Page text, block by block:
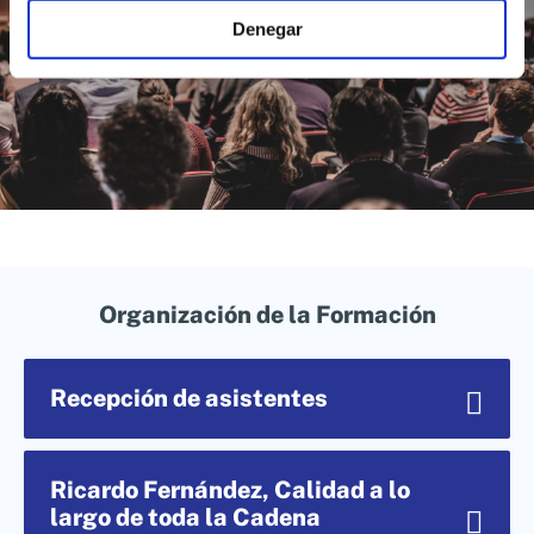
Denegar
Organización de la Formación
Recepción de asistentes
Ricardo Fernández, Calidad a lo
largo de toda la Cadena